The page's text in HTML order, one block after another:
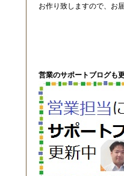
お作り致しますので、お
営業のサポートブログも